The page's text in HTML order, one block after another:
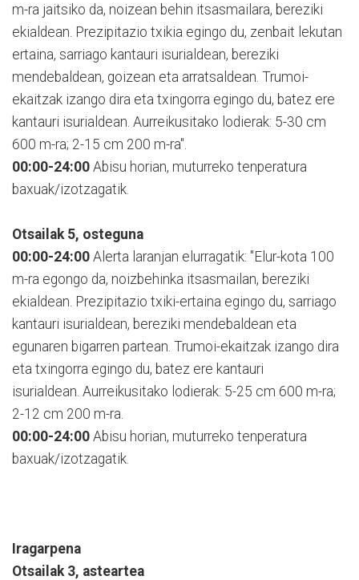
m-ra jaitsiko da, noizean behin itsasmailara, bereziki
ekialdean. Prezipitazio txikia egingo du, zenbait lekutan
ertaina, sarriago kantauri isurialdean, bereziki
mendebaldean, goizean eta arratsaldean. Trumoi-
ekaitzak izango dira eta txingorra egingo du, batez ere
kantauri isurialdean. Aurreikusitako lodierak: 5-30 cm
600 m-ra; 2-15 cm 200 m-ra".
00:00-24:00 Abisu horian, muturreko tenperatura
baxuak/izotzagatik.
Otsailak 5, osteguna
00:00-24:00 Alerta laranjan elurragatik: "Elur-kota 100
m-ra egongo da, noizbehinka itsasmailan, bereziki
ekialdean. Prezipitazio txiki-ertaina egingo du, sarriago
kantauri isurialdean, bereziki mendebaldean eta
egunaren bigarren partean. Trumoi-ekaitzak izango dira
eta txingorra egingo du, batez ere kantauri
isurialdean. Aurreikusitako lodierak: 5-25 cm 600 m-ra;
2-12 cm 200 m-ra.
00:00-24:00 Abisu horian, muturreko tenperatura
baxuak/izotzagatik.
Iragarpena
Otsailak 3, asteartea